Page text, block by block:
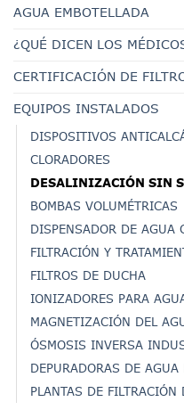
AGUA EMBOTELLADA
¿QUÉ DICEN LOS
CERTIFICACIÓN DE
EQUIPOS INSTALADOS
DISPOSITIVOS
CLORADORES
DESALINIZACIÓN SIN
BOMBAS VOLUMÉTRICAS
DISPENSADOR DE AGUA
FILTRACIÓN Y
FILTROS DE DUCHA
IONIZADORES PARA
MAGNETIZACIÓN DEL
ÓSMOSIS INVERSA
DEPURADORAS DE AGUA
PLANTAS DE FILTRACIÓN